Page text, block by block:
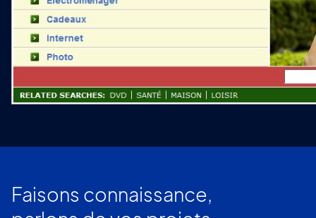
Faisons connaissance,